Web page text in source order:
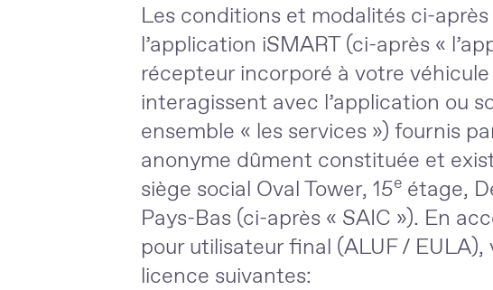
Les conditions et modalités ci-
l’application iSMART (ci-après « l’
récepteur incorporé à votre
interagissent avec l’application ou
ensemble « les services ») fournis
anonyme dûment constituée et
siège social Oval Tower, 15e étage,
Pays-Bas (ci-après « SAIC »). En
pour utilisateur final (ALUF /
licence suivantes: